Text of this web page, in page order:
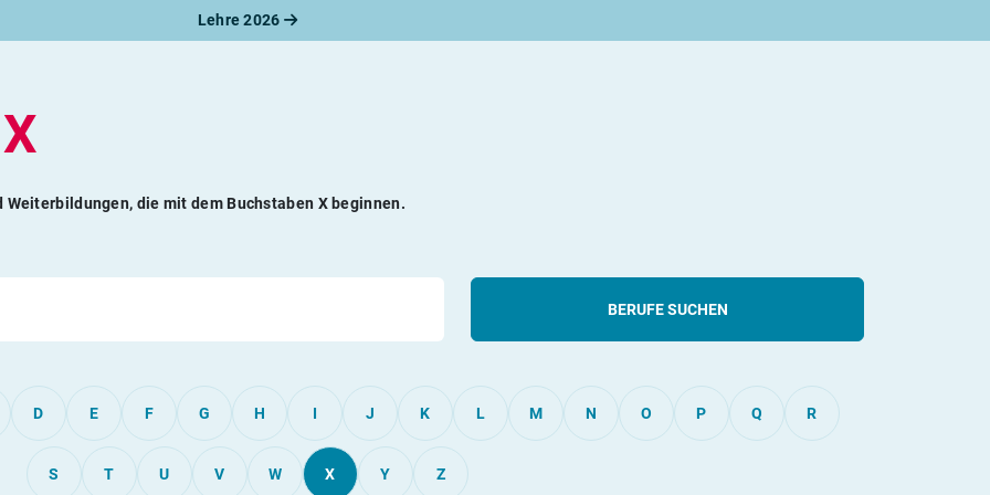
Lehre 2026
X
die mit dem Buchstaben X beginnen.
BERUFE SUCHEN
D E F G H I J K L M N O P Q R
S T U V W X Y Z